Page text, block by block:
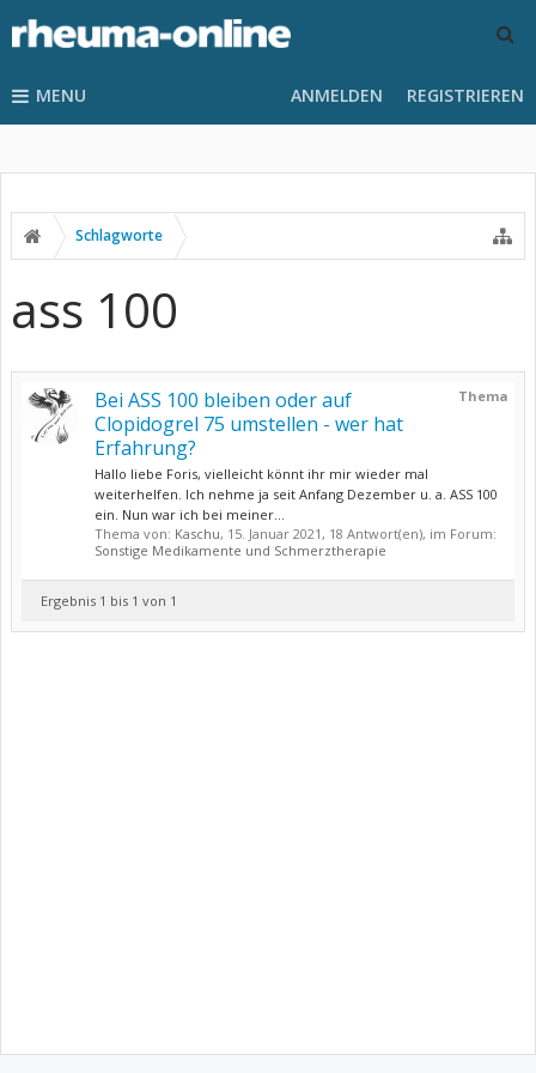
MENU ANMELDEN REGISTRIEREN
Schlagworte
ass 100
Thema
Bei ASS 100 bleiben oder auf
Clopidogrel 75 umstellen - wer hat
Erfahrung?
Hallo liebe Foris, vielleicht könnt ihr mir wieder mal
weiterhelfen. Ich nehme ja seit Anfang Dezember u. a. ASS 100
ein. Nun war ich bei meiner...
Thema von: Kaschu, 15. Januar 2021, 18 Antwort(en), im Forum:
Sonstige Medikamente und Schmerztherapie
Ergebnis 1 bis 1 von 1